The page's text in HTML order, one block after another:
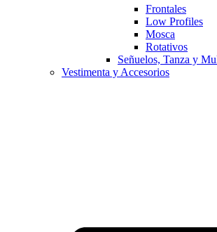
Frontales
Low Profiles
Mosca
Rotativos
Señuelos, Tanza y
Vestimenta y Accesorios